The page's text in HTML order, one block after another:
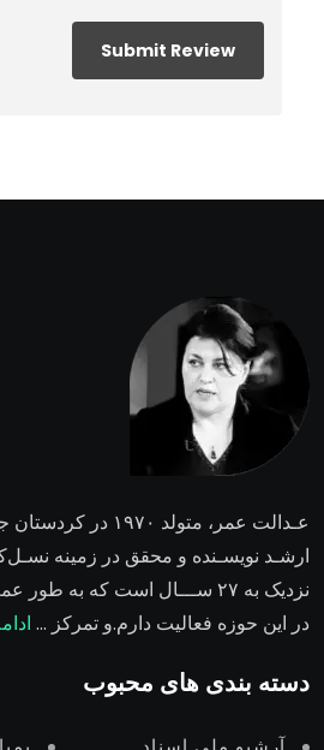
عـدالت عمر، متولد ۱۹۷۰ در کردستان جنوبی، مشاور
ارشـد نویسـنده و محقق در زمینه
نزدیک به ۲٧ ســـال است که به طور عمـلی و نـظری
در این حوزه فعالیت دارم.و تمرکز …
دسته بندی های محبوب